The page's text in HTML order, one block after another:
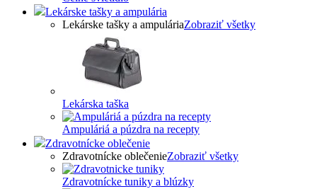
Lekárske tašky a ampulária
Lekárske tašky a ampuláriaZobraziť všetky
Lekárska taška
Ampuláriá a púzdra na recepty
Zdravotnícke oblečenie
Zdravotnícke oblečenieZobraziť všetky
Zdravotnícke tuniky a blúzky